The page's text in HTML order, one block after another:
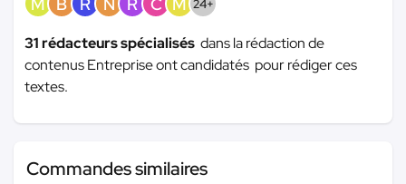
M B R N R C M 24+
31 rédacteurs spécialisés dans la rédaction de
contenus Entreprise ont candidatés pour rédiger ces
textes.
Commandes similaires